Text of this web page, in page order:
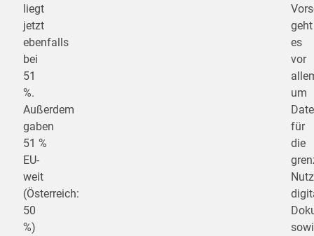
liegt
jetzt
ebenfalls
bei
51
%.
Außerdem
gaben
51 %
EU-
weit
(Österreich:
50
%)
geht
es
vor
um
für
die